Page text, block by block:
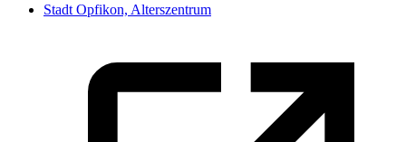
Stadt Opfikon, Alterszentrum